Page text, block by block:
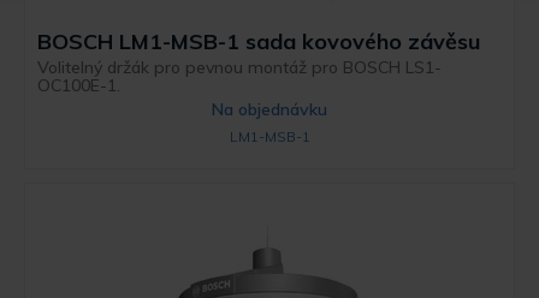
BOSCH LM1-MSB-1 sada kovového závěsu
Volitelný držák pro pevnou montáž pro BOSCH LS1-
OC100E-1.
Na objednávku
LM1-MSB-1